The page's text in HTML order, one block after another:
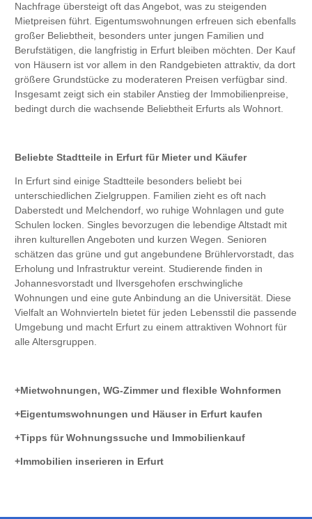
Nachfrage übersteigt oft das Angebot, was zu steigenden
Mietpreisen führt. Eigentumswohnungen erfreuen sich ebenfalls
großer Beliebtheit, besonders unter jungen Familien und
Berufstätigen, die langfristig in Erfurt bleiben möchten. Der Kauf
von Häusern ist vor allem in den Randgebieten attraktiv, da dort
größere Grundstücke zu moderateren Preisen verfügbar sind.
Insgesamt zeigt sich ein stabiler Anstieg der Immobilienpreise,
bedingt durch die wachsende Beliebtheit Erfurts als Wohnort.
Beliebte Stadtteile in Erfurt für Mieter und Käufer
In Erfurt sind einige Stadtteile besonders beliebt bei
unterschiedlichen Zielgruppen. Familien zieht es oft nach
Daberstedt und Melchendorf, wo ruhige Wohnlagen und gute
Schulen locken. Singles bevorzugen die lebendige Altstadt mit
ihren kulturellen Angeboten und kurzen Wegen. Senioren
schätzen das grüne und gut angebundene Brühlervorstadt, das
Erholung und Infrastruktur vereint. Studierende finden in
Johannesvorstadt und Ilversgehofen erschwingliche
Wohnungen und eine gute Anbindung an die Universität. Diese
Vielfalt an Wohnvierteln bietet für jeden Lebensstil die passende
Umgebung und macht Erfurt zu einem attraktiven Wohnort für
alle Altersgruppen.
Mietwohnungen, WG-Zimmer und flexible Wohnformen
Eigentumswohnungen und Häuser in Erfurt kaufen
Tipps für Wohnungssuche und Immobilienkauf
Immobilien inserieren in Erfurt